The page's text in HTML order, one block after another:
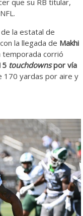
que su RB titular,
la estatal de
con la llegada de Makhi
temporada corrió
touchdownspor vía
170 yardas por aire y